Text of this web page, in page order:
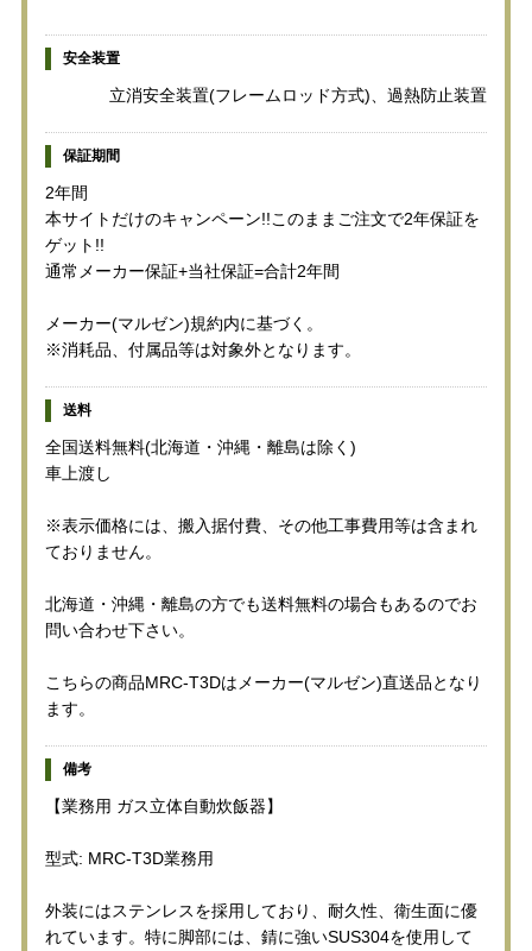
安全装置
立消安全装置(フレームロッド方式)、過熱防止装置
保証期間
2年間
本サイトだけのキャンペーン!!このままご注文で2年保証を
ゲット!!
通常メーカー保証+当社保証=合計2年間
メーカー(マルゼン)規約内に基づく。
※消耗品、付属品等は対象外となります。
送料
全国送料無料(北海道・沖縄・離島は除く)
車上渡し
※表示価格には、搬入据付費、その他工事費用等は含まれ
ておりません。
北海道・沖縄・離島の方でも送料無料の場合もあるのでお
問い合わせ下さい。
こちらの商品MRC-T3Dはメーカー(マルゼン)直送品となり
ます。
備考
【業務用 ガス立体自動炊飯器】
型式: MRC-T3D業務用
外装にはステンレスを採用しており、耐久性、衛生面に優
れています。特に脚部には、錆に強いSUS304を使用して